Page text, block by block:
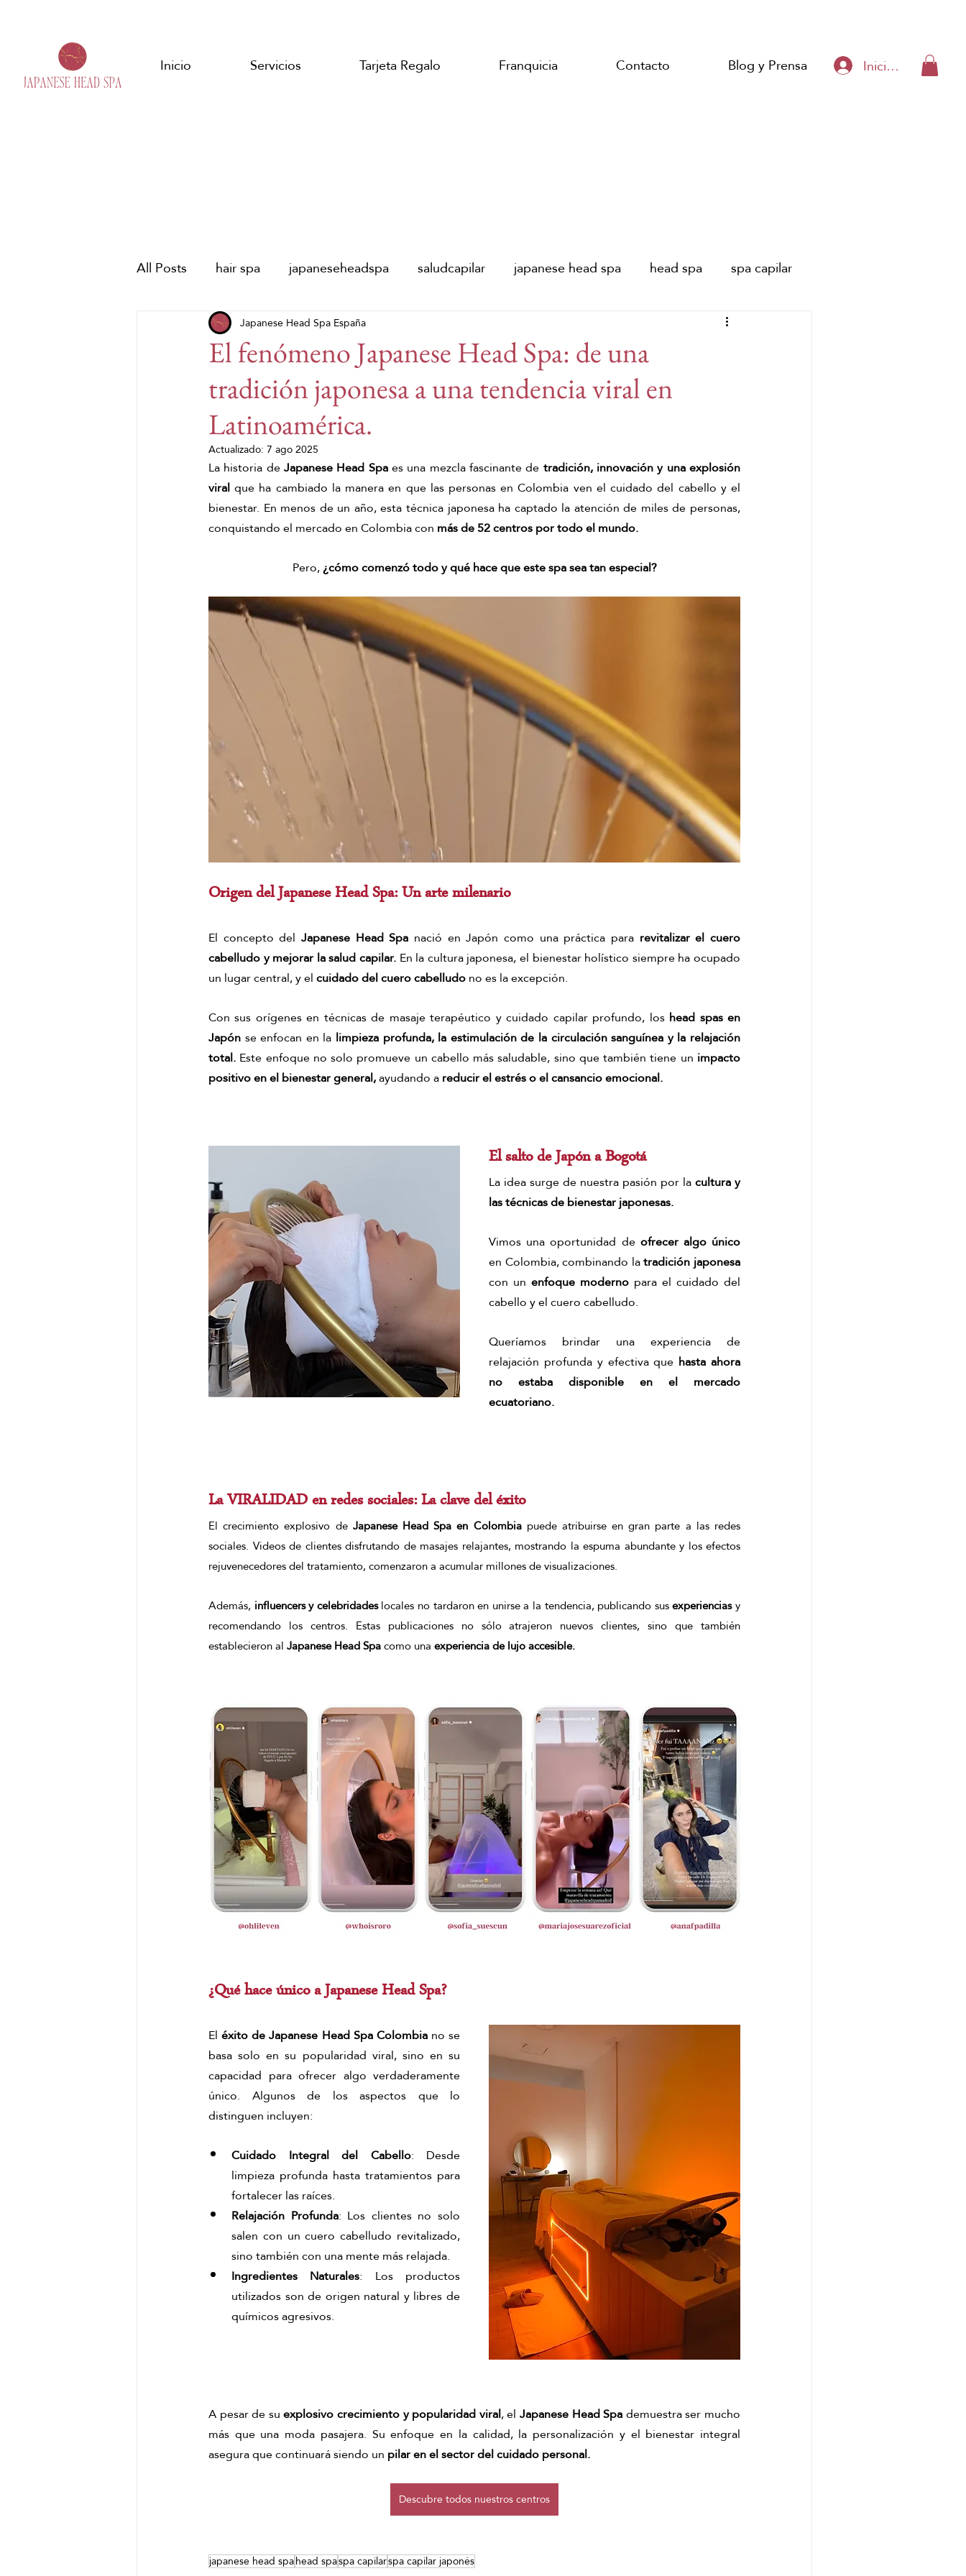
Inicio Servicios Tarjeta Regalo Franquicia Contacto Blog y Prensa Iniciar sesión
All Posts hair spa japaneseheadspa saludcapilar japanese head spa head spa spa capilar
spa capilar japonés dia del padre pop up
JHS x Glowfilter Día Mundial de la Salud Prensa Día de la madre estrés
salud franquicia
El fenómeno Japanese Head Spa: de una
tradición japonesa a una tendencia viral en
Latinoamérica.
Japanese Head Spa España
Actualizado:7 ago 2025
La historia de Japanese Head Spa es una mezcla fascinante de tradición, innovación y una explosión
viral que ha cambiado la manera en que las personas en Colombia ven el cuidado del cabello y el
bienestar. En menos de un año, esta técnica japonesa ha captado la atención de miles de personas,
conquistando el mercado en Colombia con más de 52 centros por todo el mundo.
Pero, ¿cómo comenzó todo y qué hace que este spa sea tan especial?
Origen del Japanese Head Spa: Un arte milenario
El concepto del Japanese Head Spa nació en Japón como una práctica para revitalizar el cuero
cabelludo y mejorar la salud capilar. En la cultura japonesa, el bienestar holístico siempre ha ocupado
un lugar central, y el cuidado del cuero cabelludo no es la excepción.
Con sus orígenes en técnicas de masaje terapéutico y cuidado capilar profundo, los head spas en
Japón se enfocan en la limpieza profunda, la estimulación de la circulación sanguínea y la relajación
total. Este enfoque no solo promueve un cabello más saludable, sino que también tiene un impacto
positivo en el bienestar general, ayudando a reducir el estrés o el cansancio emocional.
El salto de Japón a Bogotá
La idea surge de nuestra pasión por la cultura y
las técnicas de bienestar japonesas.
Vimos una oportunidad de ofrecer algo único
en Colombia, combinando la tradición japonesa
con un enfoque moderno para el cuidado del
cabello y el cuero cabelludo.
Queríamos brindar una experiencia de
relajación profunda y efectiva que hasta ahora
no estaba disponible en el mercado
ecuatoriano.
La VIRALIDAD en redes sociales: La clave del éxito
El crecimiento explosivo de Japanese Head Spa en Colombia puede atribuirse en gran parte a las redes
sociales. Videos de clientes disfrutando de masajes relajantes, mostrando la espuma abundante y los efectos
rejuvenecedores del tratamiento, comenzaron a acumular millones de visualizaciones.
Además, influencers y celebridades locales no tardaron en unirse a la tendencia, publicando sus experiencias y
recomendando los centros. Estas publicaciones no sólo atrajeron nuevos clientes, sino que también
establecieron al Japanese Head Spa como una experiencia de lujo accesible.
¿Qué hace único a Japanese Head Spa?
El éxito de Japanese Head Spa Colombia no se
basa solo en su popularidad viral, sino en su
capacidad para ofrecer algo verdaderamente
único. Algunos de los aspectos que lo
distinguen incluyen:
Cuidado Integral del Cabello: Desde
limpieza profunda hasta tratamientos para
fortalecer las raíces.
Relajación Profunda: Los clientes no solo
salen con un cuero cabelludo revitalizado,
sino también con una mente más relajada.
Ingredientes Naturales: Los productos
utilizados son de origen natural y libres de
químicos agresivos.
A pesar de su explosivo crecimiento y popularidad viral, el Japanese Head Spa demuestra ser mucho
más que una moda pasajera. Su enfoque en la calidad, la personalización y el bienestar integral
asegura que continuará siendo un pilar en el sector del cuidado personal.
Descubre todos nuestros centros
japanese head spahead spaspa capilarspa capilar japonés